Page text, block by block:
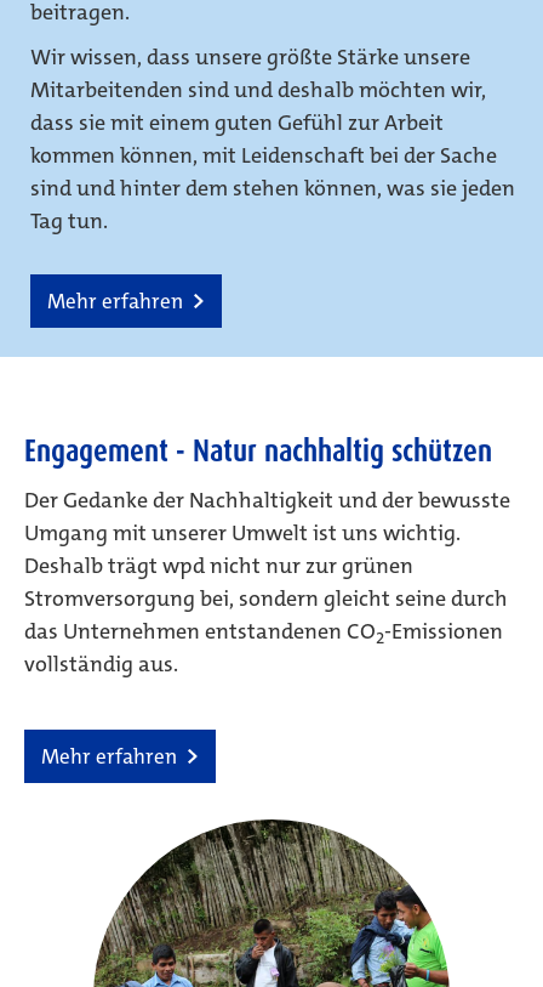
beitragen.
Wir wissen, dass unsere größte Stärke unsere
Mitarbeitenden sind und deshalb möchten wir,
dass sie mit einem guten Gefühl zur Arbeit
kommen können, mit Leidenschaft bei der Sache
sind und hinter dem stehen können, was sie jeden
Tag tun.
Mehr erfahren
Engagement - Natur nachhaltig schützen
Der Gedanke der Nachhaltigkeit und der bewusste
Umgang mit unserer Umwelt ist uns wichtig.
Deshalb trägt wpd nicht nur zur grünen
Stromversorgung bei, sondern gleicht seine durch
das Unternehmen entstandenen CO2-Emissionen
vollständig aus.
Mehr erfahren